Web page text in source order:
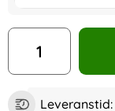
antal
Leveranstid: